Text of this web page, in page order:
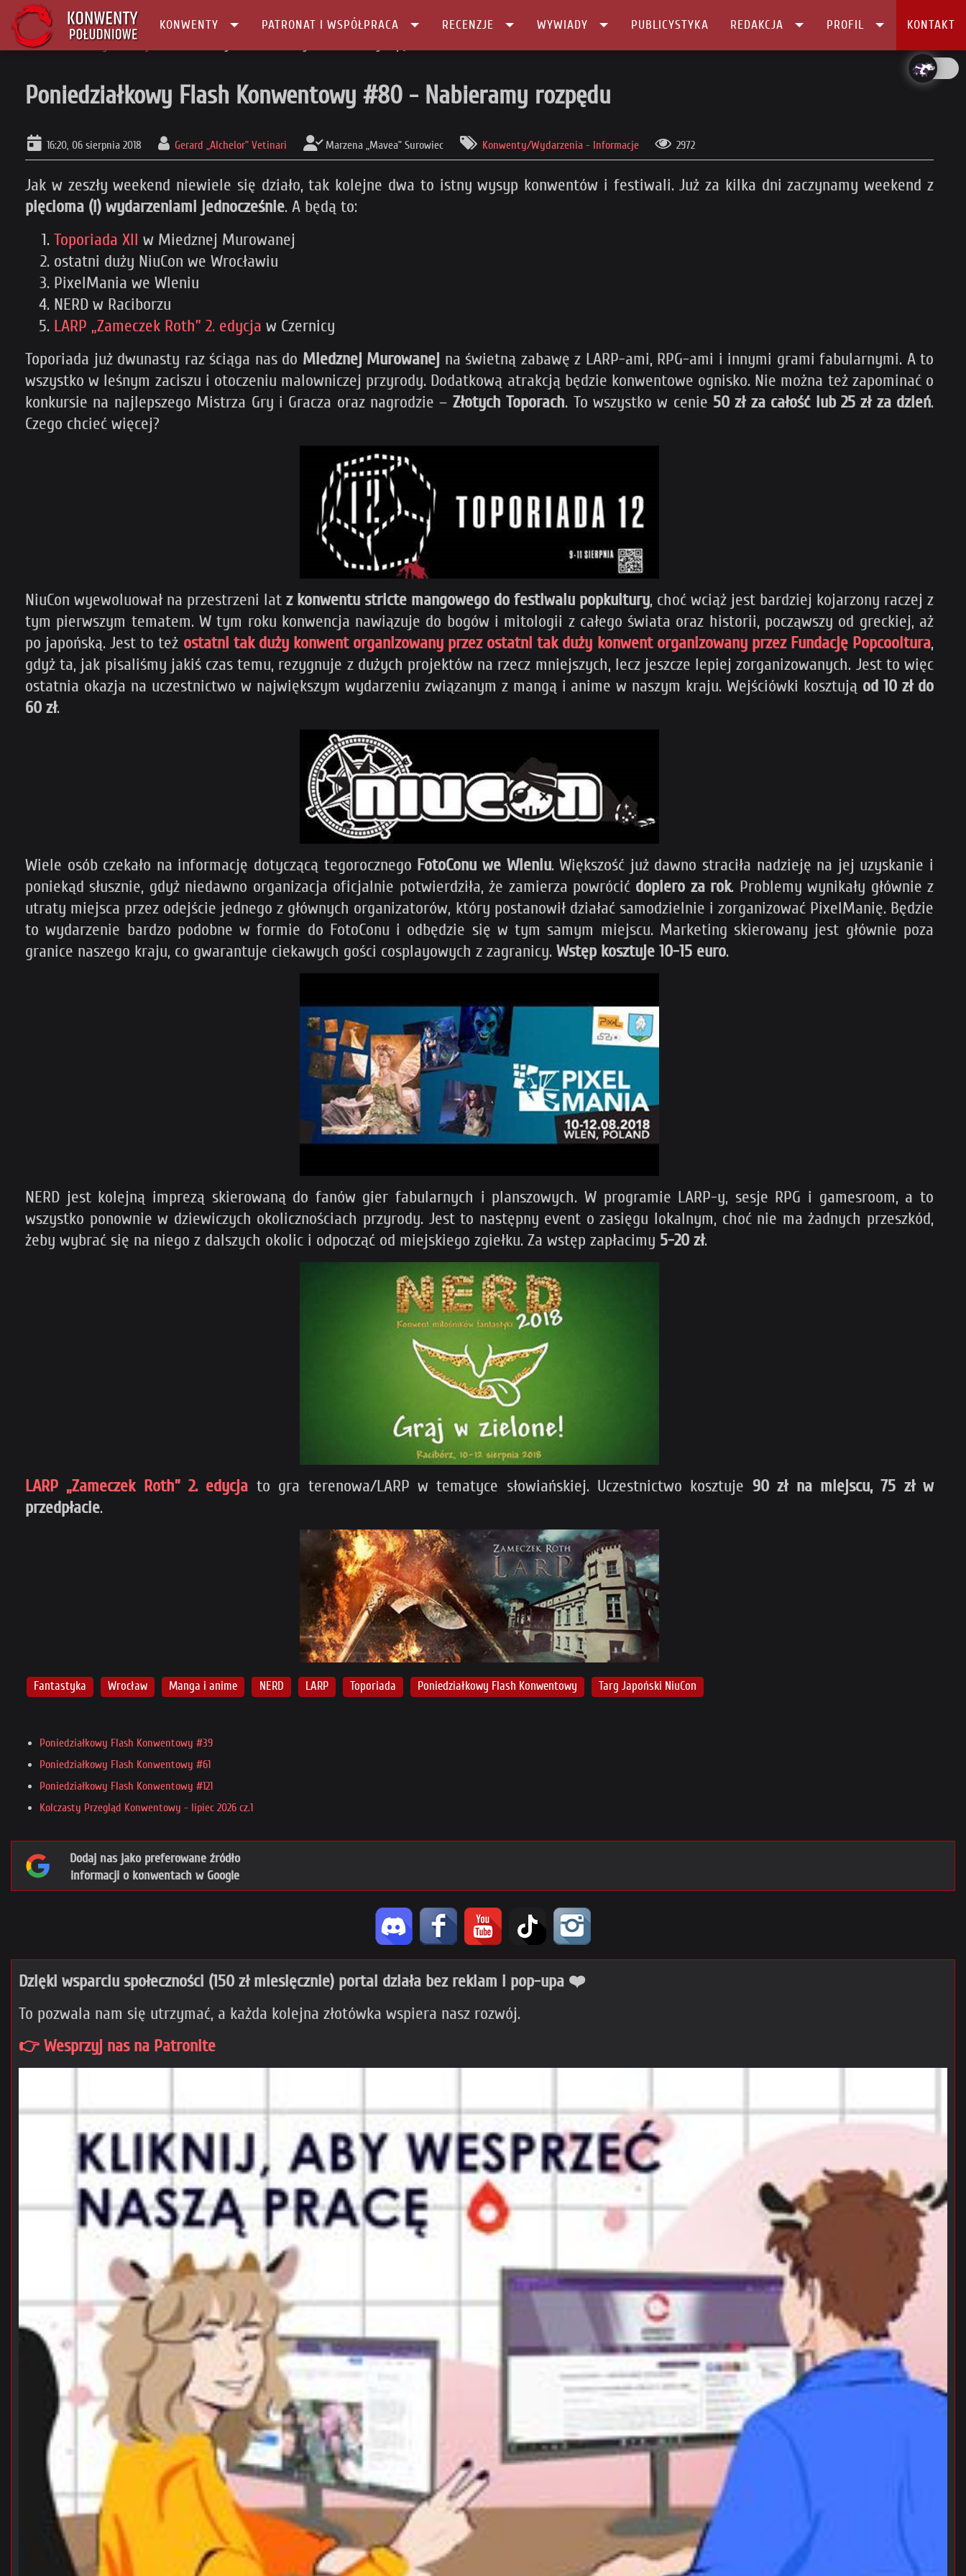
KONWENTY PATRONAT I WSPÓŁPRACA RECENZJE WYWIADY PUBLICYSTYKA REDAKCJA PROFIL KONTAKT
Główna
Poniedziałkowy Flash Konwentowy #80 - Nabieramy rozpędu
16:20, 06 sierpnia 2018 Gerard „Alchelor” Vetinari Marzena „Mavea” Surowiec Konwenty/Wydarzenia - Informacje 2972
Jak w zeszły weekend niewiele się działo, tak kolejne dwa to istny wysyp konwentów i festiwali. Już za kilka dni zaczynamy weekend z
pięcioma (!) wydarzeniami jednocześnie. A będą to:
Toporiada XII w Miedznej Murowanej
ostatni duży NiuCon we Wrocławiu
PixelMania we Wleniu
NERD w Raciborzu
LARP „Zameczek Roth” 2. edycja w Czernicy
Toporiada już dwunasty raz ściąga nas do Miedznej Murowanej na świetną zabawę z LARP-ami, RPG-ami i innymi grami fabularnymi. A to
wszystko w leśnym zaciszu i otoczeniu malowniczej przyrody. Dodatkową atrakcją będzie konwentowe ognisko. Nie można też zapominać o
konkursie na najlepszego Mistrza Gry i Gracza oraz nagrodzie – Złotych Toporach. To wszystko w cenie 50 zł za całość lub 25 zł za dzień.
Czego chcieć więcej?
NiuCon wyewoluował na przestrzeni lat z konwentu stricte mangowego do festiwalu popkultury, choć wciąż jest bardziej kojarzony raczej z
tym pierwszym tematem. W tym roku konwencja nawiązuje do bogów i mitologii z całego świata oraz historii, począwszy od greckiej, aż
po japońską. Jest to też ostatni tak duży konwent organizowany przez ostatni tak duży konwent organizowany przez Fundację Popcooltura,
gdyż ta, jak pisaliśmy jakiś czas temu, rezygnuje z dużych projektów na rzecz mniejszych, lecz jeszcze lepiej zorganizowanych. Jest to więc
ostatnia okazja na uczestnictwo w największym wydarzeniu związanym z mangą i anime w naszym kraju. Wejściówki kosztują od 10 zł do
60 zł.
Wiele osób czekało na informację dotyczącą tegorocznego FotoConu we Wleniu. Większość już dawno straciła nadzieję na jej uzyskanie i
poniekąd słusznie, gdyż niedawno organizacja oficjalnie potwierdziła, że zamierza powrócić dopiero za rok. Problemy wynikały głównie z
utraty miejsca przez odejście jednego z głównych organizatorów, który postanowił działać samodzielnie i zorganizować PixelManię. Będzie
to wydarzenie bardzo podobne w formie do FotoConu i odbędzie się w tym samym miejscu. Marketing skierowany jest głównie poza
granice naszego kraju, co gwarantuje ciekawych gości cosplayowych z zagranicy. Wstęp kosztuje 10-15 euro.
NERD jest kolejną imprezą skierowaną do fanów gier fabularnych i planszowych. W programie LARP-y, sesje RPG i gamesroom, a to
wszystko ponownie w dziewiczych okolicznościach przyrody. Jest to następny event o zasięgu lokalnym, choć nie ma żadnych przeszkód,
żeby wybrać się na niego z dalszych okolic i odpocząć od miejskiego zgiełku. Za wstęp zapłacimy 5-20 zł.
LARP „Zameczek Roth” 2. edycja to gra terenowa/LARP w tematyce słowiańskiej. Uczestnictwo kosztuje 90 zł na miejscu, 75 zł w
przedpłacie.
Fantastyka Wrocław Manga i anime NERD LARP Toporiada Poniedziałkowy Flash Konwentowy Targ Japoński NiuCon
Poniedziałkowy Flash Konwentowy #39
Poniedziałkowy Flash Konwentowy #61
Poniedziałkowy Flash Konwentowy #121
Kolczasty Przegląd Konwentowy - lipiec 2026 cz.1
Dodaj nas jako preferowane źródło
informacji o konwentach w Google
Dzięki wsparciu społeczności (150 zł miesięcznie) portal działa bez reklam i pop-upa ❤️
To pozwala nam się utrzymać, a każda kolejna złotówka wspiera nasz rozwój.
👉 Wesprzyj nas na Patronite